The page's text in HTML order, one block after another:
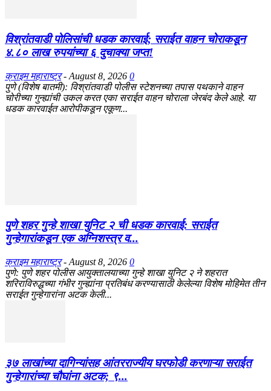
विश्रांतवाडी पोलिसांची धडक कारवाई; सराईत वाहन चोराकडून
४.८० लाख रुपयांच्या ६ दुचाक्या जप्त!
क्राइम महाराष्ट्र - August 8, 2026 0
पुणे (विशेष बातमी): विश्रांतवाडी पोलीस स्टेशनच्या तपास पथकाने वाहन
चोरीच्या गुन्ह्यांची उकल करत एका सराईत वाहन चोराला जेरबंद केले आहे. या
धडक कारवाईत आरोपीकडून एकूण...
पुणे शहर गुन्हे शाखा युनिट २ ची धडक कारवाई: सराईत
गुन्हेगारांकडून एक अग्निशस्त्र व...
क्राइम महाराष्ट्र - August 8, 2026 0
​पुणे: पुणे शहर पोलीस आयुक्तालयाच्या गुन्हे शाखा युनिट २ ने शहरात
शरिराविरुद्धच्या गंभीर गुन्ह्यांना प्रतिबंध करण्यासाठी केलेल्या विशेष मोहिमेत तीन
सराईत गुन्हेगारांना अटक केली...
३७ लाखांच्या दागिन्यांसह आंतरराज्यीय घरफोडी करणाऱ्या सराईत
गुन्हेगारांच्या चौघांना अटक; ९...